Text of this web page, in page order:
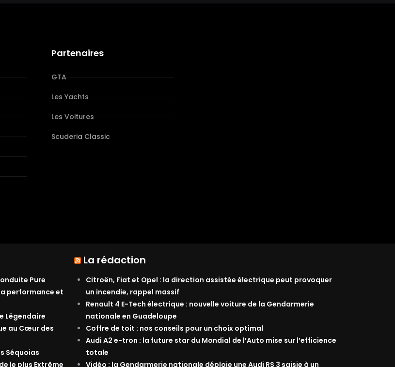
Partenaires
GTA
Les Yachts
Les Voitures
Scuderia Classic
Pure
performance et
Légendaire
au Cœur des
Séquoias
le plus Extrême
La rédaction
Citroën, Fiat et Opel : la direction assistée électrique peut provoquer
un incendie, rappel massif
Renault 4 E-Tech électrique : nouvelle voiture de la Gendarmerie
nationale en Guadeloupe
Coffre de toit : nos conseils pour un choix optimal
Audi A2 e-tron : la future star du Mondial de l’Auto mise sur l’efficience
totale
Vidéo : la Gendarmerie nationale déploie une Audi RS 3 saisie à un